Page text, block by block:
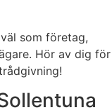
som företag,
Hör av dig för